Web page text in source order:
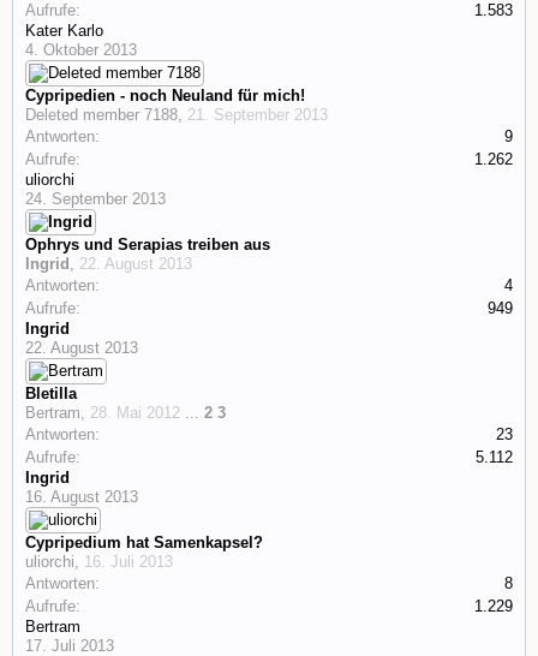
Aufrufe:
1.583
Kater Karlo
4. Oktober 2013
Cypripedien - noch Neuland für mich!
Deleted member 7188, 21. September 2013
Antworten:
9
Aufrufe:
1.262
uliorchi
24. September 2013
Ophrys und Serapias treiben aus
Ingrid , 22. August 2013
Antworten:
4
Aufrufe:
949
Ingrid
22. August 2013
Bletilla
Bertram, 28. Mai 2012 ... 2 3
Antworten:
23
Aufrufe:
5.112
Ingrid
16. August 2013
Cypripedium hat Samenkapsel?
uliorchi, 16. Juli 2013
Antworten:
8
Aufrufe:
1.229
Bertram
17. Juli 2013